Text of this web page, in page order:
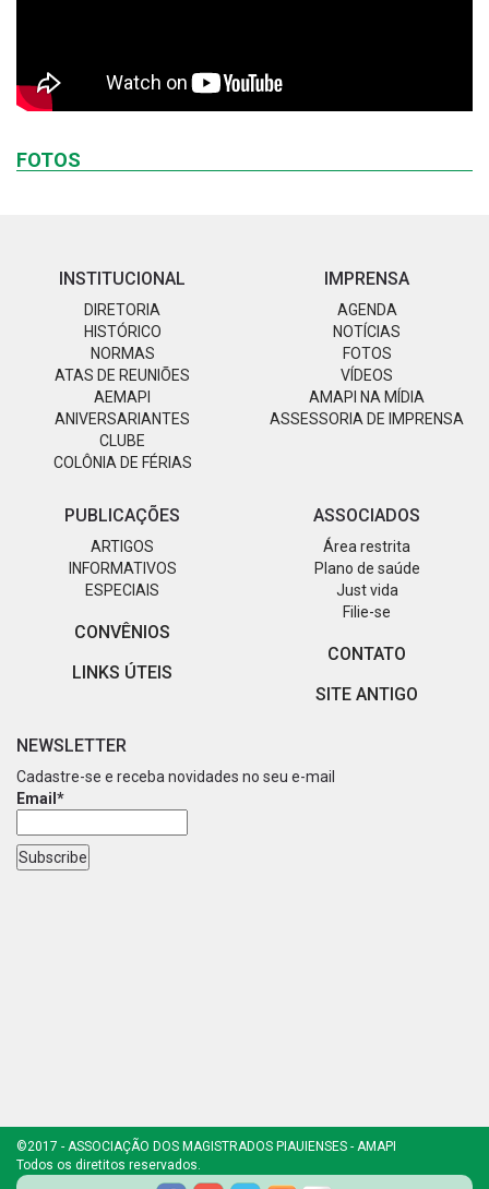
FOTOS
INSTITUCIONAL
DIRETORIA
HISTÓRICO
NORMAS
ATAS DE REUNIÕES
AEMAPI
ANIVERSARIANTES
CLUBE
COLÔNIA DE FÉRIAS
IMPRENSA
AGENDA
NOTÍCIAS
FOTOS
VÍDEOS
AMAPI NA MÍDIA
ASSESSORIA DE IMPRENSA
PUBLICAÇÕES
ARTIGOS
INFORMATIVOS
ESPECIAIS
CONVÊNIOS
LINKS ÚTEIS
ASSOCIADOS
Área restrita
Plano de saúde
Just vida
Filie-se
CONTATO
SITE ANTIGO
NEWSLETTER
Cadastre-se e receba novidades no seu e-mail
Email*
©2017 - ASSOCIAÇÃO DOS MAGISTRADOS PIAUIENSES - AMAPI
Todos os diretitos reservados.